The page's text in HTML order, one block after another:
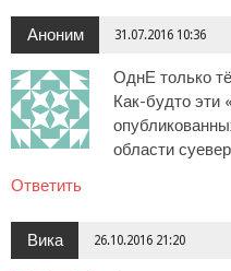
Аноним 31.07.2016 10:36
ОднЕ только
Как-будто эти
области
Ответить
Вика 26.10.2016 21:20